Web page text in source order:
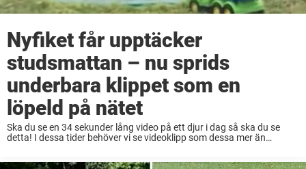
Nyfiket får upptäcker
studsmattan – nu sprids
underbara klippet som en
löpeld på nätet
Ska du se en 34 sekunder lång video på ett djur i dag så ska du se
detta! I dessa tider behöver vi se videoklipp som dessa mer än